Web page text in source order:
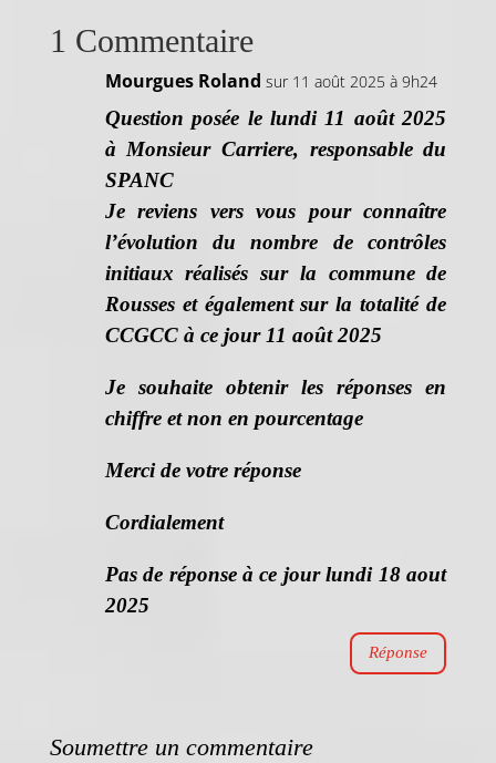
1 Commentaire
Mourgues Roland sur 11 août 2025 à 9h24
Question posée le lundi 11 août 2025
à Monsieur Carriere, responsable du
SPANC
Je reviens vers vous pour connaître
l’évolution du nombre de contrôles
initiaux réalisés sur la commune de
Rousses et également sur la totalité de
CCGCC à ce jour 11 août 2025
Je souhaite obtenir les réponses en
chiffre et non en pourcentage
Merci de votre réponse
Cordialement
Pas de réponse à ce jour lundi 18 aout
2025
Réponse
Soumettre un commentaire